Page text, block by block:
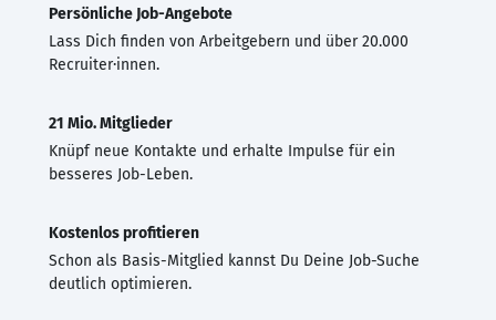
Persönliche Job-Angebote
Lass Dich finden von Arbeitgebern und über 20.000
Recruiter·innen.
21 Mio. Mitglieder
Knüpf neue Kontakte und erhalte Impulse für ein
besseres Job-Leben.
Kostenlos profitieren
Schon als Basis-Mitglied kannst Du Deine Job-Suche
deutlich optimieren.